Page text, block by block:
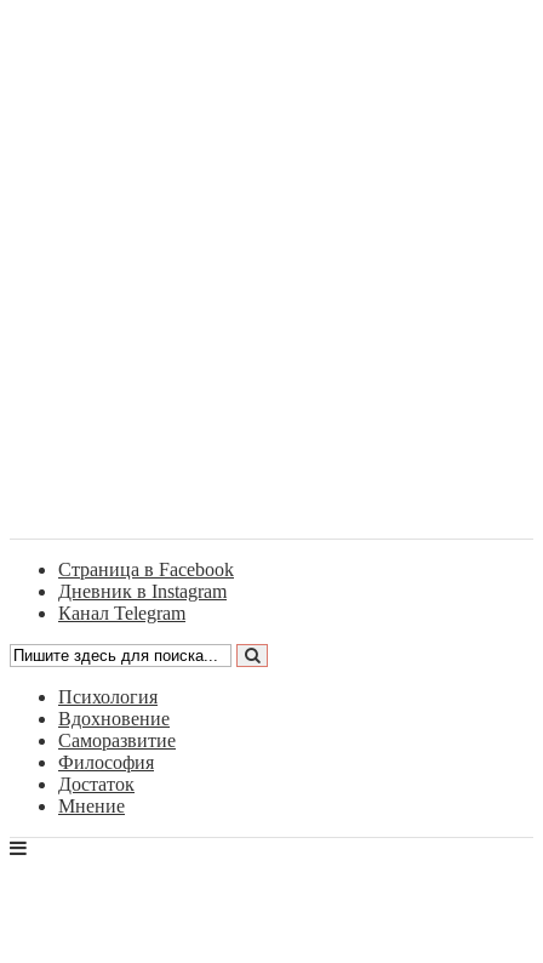
Страница в Facebook
Дневник в Instagram
Канал Telegram
Психология
Вдохновение
Саморазвитие
Философия
Достаток
Мнение